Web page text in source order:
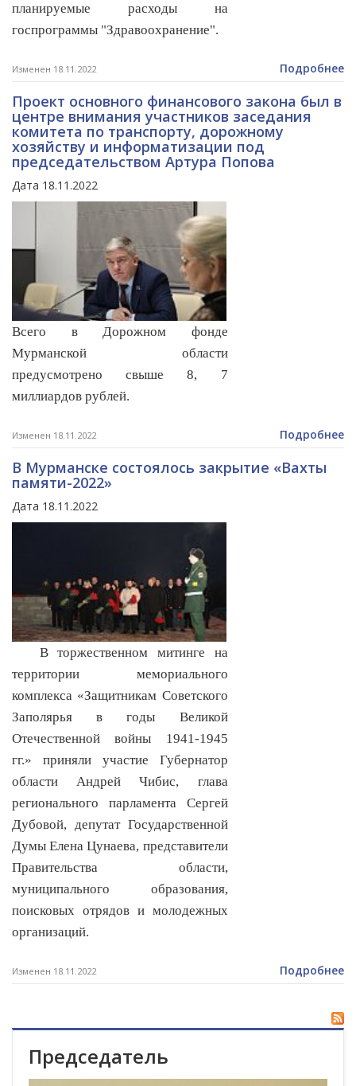
планируемые расходы на
госпрограммы "Здравоохранение".
Изменен 18.11.2022 Подробнее
Проект основного финансового закона был в
центре внимания участников заседания
комитета по транспорту, дорожному
хозяйству и информатизации под
председательством Артура Попова
Дата 18.11.2022
Всего в Дорожном фонде
Мурманской области
предусмотрено свыше 8, 7
миллиардов рублей.
Изменен 18.11.2022 Подробнее
В Мурманске состоялось закрытие «Вахты
памяти-2022»
Дата 18.11.2022
В торжественном митинге на
территории мемориального
комплекса «Защитникам Советского
Заполярья в годы Великой
Отечественной войны 1941-1945
гг.» приняли участие Губернатор
области Андрей Чибис, глава
регионального парламента Сергей
Дубовой, депутат Государственной
Думы Елена Цунаева, представители
Правительства области,
муниципального образования,
поисковых отрядов и молодежных
организаций.
Изменен 18.11.2022 Подробнее
Председатель